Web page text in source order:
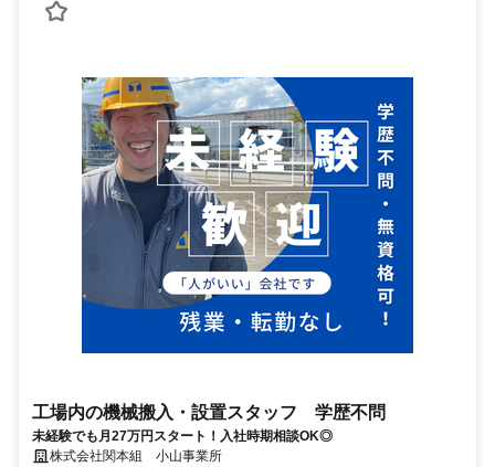
工場内の機械搬入・設置スタッフ 学歴不問
未経験でも月27万円スタート！入社時期相談OK◎
株式会社関本組 小山事業所